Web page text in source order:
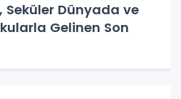
Dünyada ve
Gelinen Son